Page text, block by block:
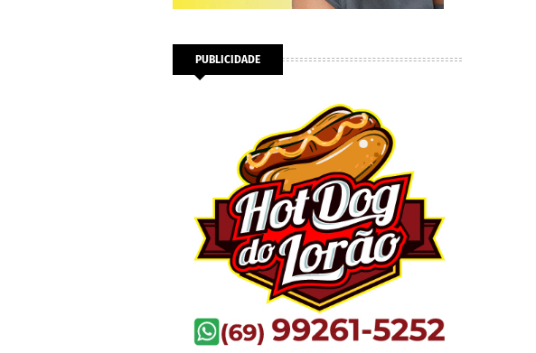
PUBLICIDADE